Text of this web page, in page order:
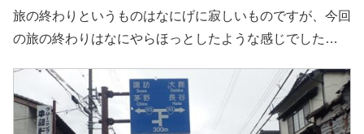
旅の終わりというものはなにげに寂しいものですが、今回
の旅の終わりはなにやらほっとしたような感じでした…